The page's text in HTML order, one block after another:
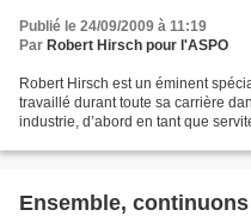
Publié le 24/09/2009 à 11:19
Par Robert Hirsch pour l'ASPO
Robert Hirsch est un éminent
travaillé durant toute sa carrière
industrie, d’abord en tant que
Ensemble,